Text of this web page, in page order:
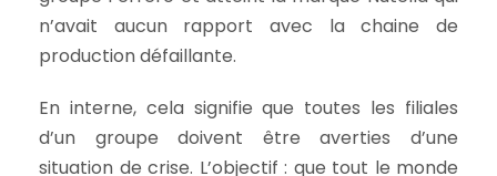
n’avait aucun rapport avec la chaine de
production défaillante.
En interne, cela signifie que toutes les filiales
d’un groupe doivent être averties d’une
situation de crise. L’objectif : que tout le monde